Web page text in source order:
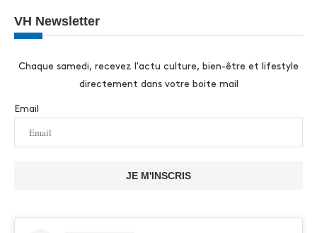
VH Newsletter
Chaque samedi, recevez l'actu culture, bien-être et lifestyle
directement dans votre boite mail
Email
JE M'INSCRIS